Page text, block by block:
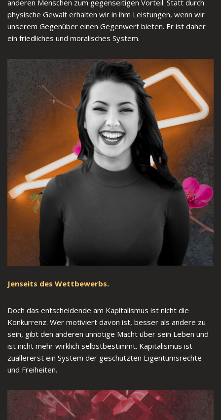
anderen Menschen zum gegenseitigen Vorteil. Statt durch
physische Gewalt erhalten wir in ihm Leistungen, wenn wir
unserem Gegenüber einen Gegenwert bieten. Er ist daher
ein friedliches und moralisches System.
Jenseits des Wettbewerbs.
Doch das entscheidende am Kapitalismus ist nicht die
Konkurrenz. Wer motiviert davon ist, besser als andere zu
sein, gibt den anderen unnötige Macht über sein Leben und
ist nicht mehr wirklich selbstbestimmt. Kapitalismus ist
zuallererst ein System der geschützten Eigentumsrechte
und Freiheiten.